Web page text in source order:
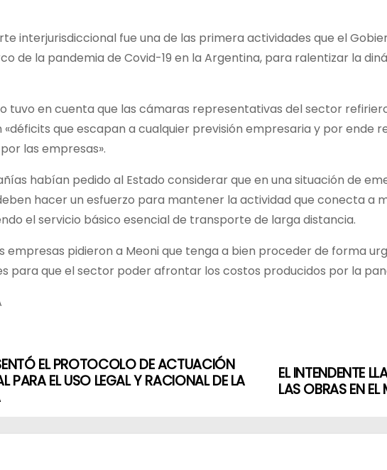
interjurisdiccional fue una de las primera actividades que el
de la pandemia de Covid-19 en la Argentina, para ralentizar la
tuvo en cuenta que las cámaras representativas del sector
que escapan a cualquier previsión empresaria y por ende
las empresas».
habían pedido al Estado considerar que en una situación de
hacer un esfuerzo para mantener la actividad que conecta a
el servicio básico esencial de transporte de larga distancia.
empresas pidieron a Meoni que tenga a bien proceder de forma
para que el sector poder afrontar los costos producidos por la
EL INTENDENTE
LAS OBRAS EN
EL PROTOCOLO DE ACTUACIÓN
PARA EL USO LEGAL Y RACIONAL DE LA